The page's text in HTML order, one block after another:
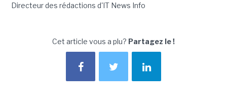
Directeur des rédactions d'IT News Info
Cet article vous a plu? Partagez le !